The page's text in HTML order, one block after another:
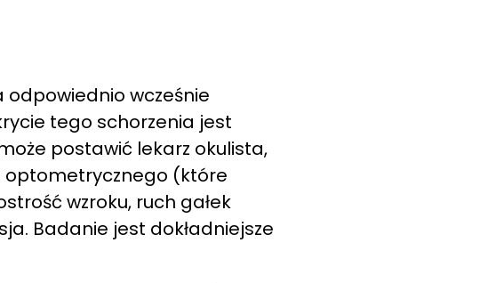
odpowiednio wcześnie
tego schorzenia jest
postawić lekarz okulista,
(które
wzroku, ruch gałek
Badanie jest dokładniejsze